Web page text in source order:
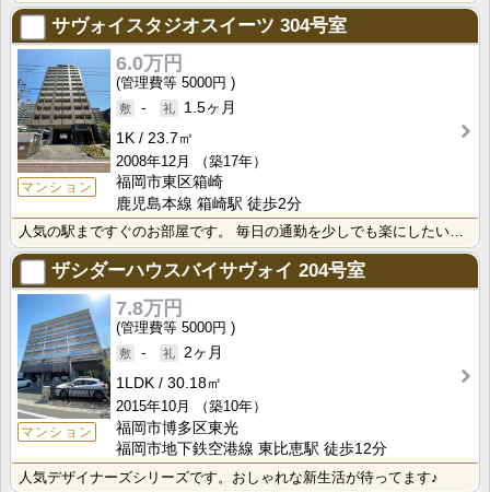
サヴォイスタジオスイーツ 304号室
マンション
6.0万円
5000円
-
1.5ヶ月
1K
23.7㎡
2008年12月
（築17年）
福岡市東区箱崎
鹿児島本線 箱崎駅 徒歩2分
人気の駅まですぐのお部屋です。 毎日の通勤を少しでも楽にしたい方は是非ご検討ください。
ザシダーハウスバイサヴォイ 204号室
マンション
7.8万円
5000円
-
2ヶ月
1LDK
30.18㎡
2015年10月
（築10年）
福岡市博多区東光
福岡市地下鉄空港線 東比恵駅 徒歩12分
人気デザイナーズシリーズです。おしゃれな新生活が待ってます♪